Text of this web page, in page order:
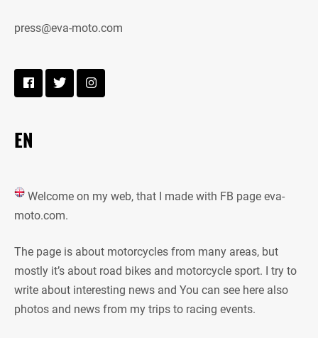
press@eva-moto.com
EN
Welcome on my web, that I made with FB page eva-
moto.com.
The page is about motorcycles from many areas, but
mostly it’s about road bikes and motorcycle sport. I try to
write about interesting news and You can see here also
photos and news from my trips to racing events.